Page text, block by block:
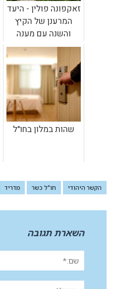
זאקפונה פולין - היעד
המרענן של הקיץ
והשנה עם מענה
מושלם למטייל החרדי
שהות במלון בחו"ל
הקשר היהודי חו"ל כשר מדריד
השארת תגובה
שם:*
אימייל*